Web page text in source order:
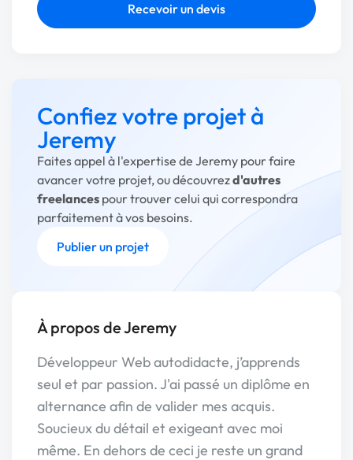
Recevoir un devis
Confiez votre projet à
Jeremy
Faites appel à l'expertise de Jeremy pour faire
avancer votre projet, ou découvrezd'autres
freelances pour trouver celui qui correspondra
parfaitement à vos besoins.
Publier un projet
À propos de Jeremy
Développeur Web autodidacte, j’apprends
seul et par passion. J'ai passé un diplôme en
alternance afin de valider mes acquis.
Soucieux du détail et exigeant avec moi
même. En dehors de ceci je reste un grand